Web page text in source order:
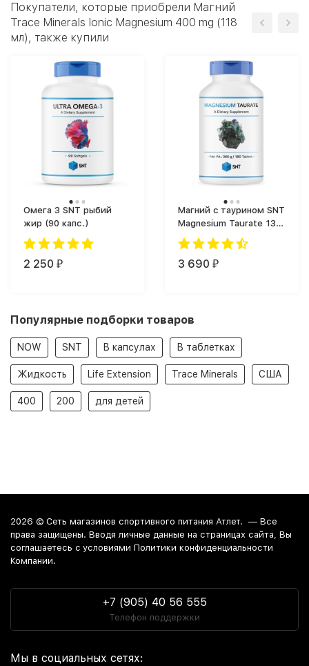
Покупатели, которые приобрели Магний
Trace Minerals Ionic Magnesium 400 mg (118
мл), также купили
Омега 3 SNT рыбий
жир (90 капс.)
2 250 ₽
Магний c таурином SNT
Magnesium Taurate 133
mg (180 таб.)
3 690 ₽
Популярные подборки товаров
NOW SNT В капсулах В таблетках
Жидкость Life Extension Trace Minerals США
400 200 для детей
2026 © Сеть магазинов спортивного питания Атлет. — Все
права защищены. Вводя личные данные на страницах сайта, Вы
соглашаетесь c условиями Политики конфиденциальности
Компании.
+7 (905) 40 56 555
Телефон поддержки
Мы в социальных сетях: